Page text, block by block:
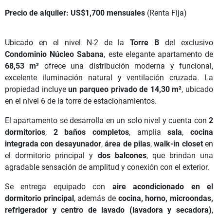
Precio de alquiler: US$1,700 mensuales (Renta Fija)
Ubicado en el nivel N-2 de laTorre B del exclusivo
Condominio Núcleo Sabana, este elegante apartamento de
68,53 m² ofrece una distribución moderna y funcional,
excelente iluminación natural y ventilación cruzada. La
propiedad incluyeun parqueo privado de 14,30 m², ubicado
en el nivel 6 de la torre de estacionamientos.
El apartamento se desarrolla en un solo nivel y cuenta con 2
dormitorios, 2 baños completos, ampliasala,cocina
integrada con desayunador,área de pilas,walk-in closeten
el dormitorio principal y dos balcones, que brindan una
agradable sensación de amplitud y conexión con el exterior.
Se entrega equipado con aire acondicionado en el
dormitorio principal , además de cocina, horno, microondas,
refrigerador y centro de lavado (lavadora y secadora),